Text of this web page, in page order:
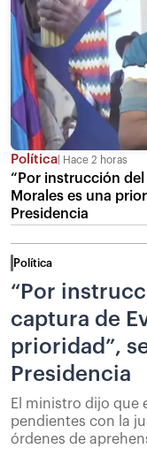
Política Hace 2 horas
“Por instrucción
Morales es una
Presidencia
Política
“Por
captura de
prioridad”,
Presidencia
El ministro dijo que
pendientes con la
órdenes de